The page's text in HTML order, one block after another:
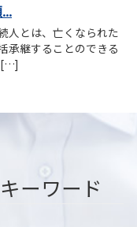
人とは、亡くなられた
承継することのできる
[…]
ーワード